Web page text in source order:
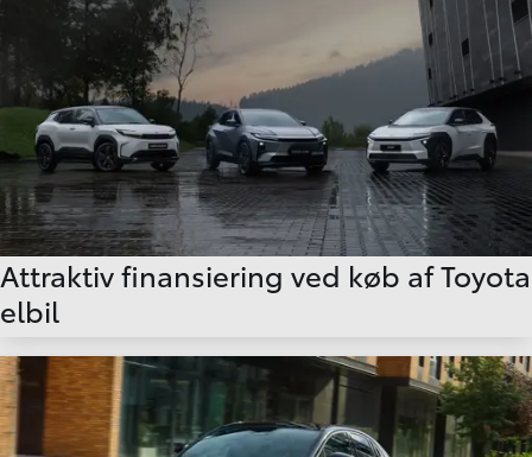
Attraktiv finansiering ved køb af Toyota
elbil